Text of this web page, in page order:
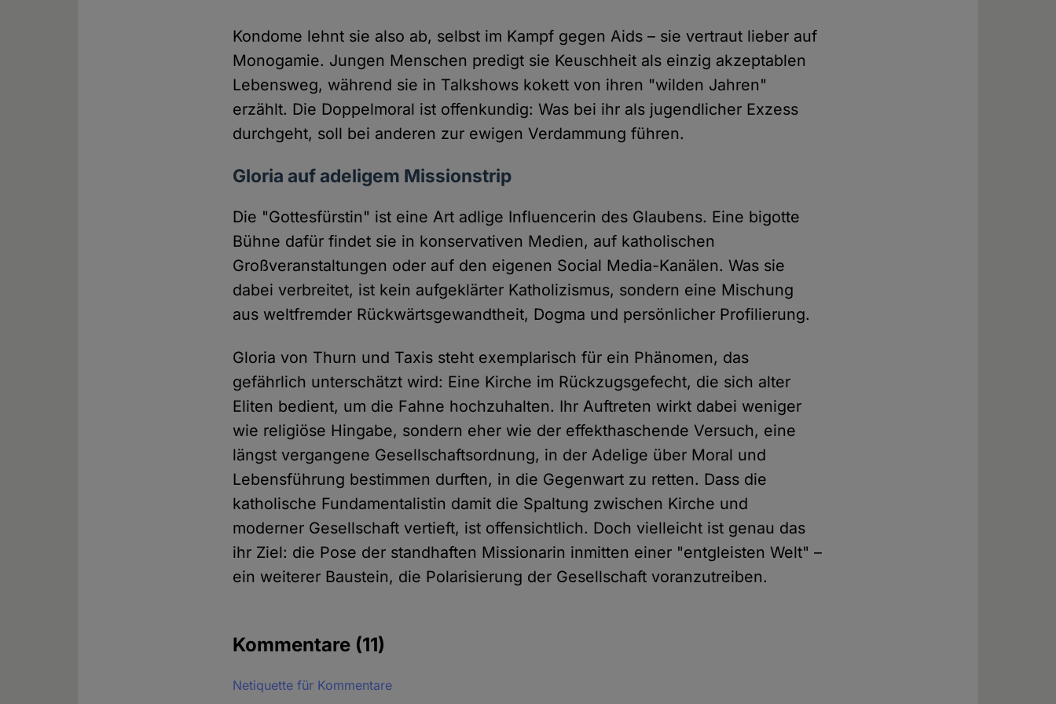
Kondome lehnt sie also ab, selbst im Kampf gegen Aids – sie vertraut lieber auf
Monogamie. Jungen Menschen predigt sie Keuschheit als einzig akzeptablen
Lebensweg, während sie in Talkshows kokett von ihren "wilden Jahren"
erzählt. Die Doppelmoral ist offenkundig: Was bei ihr als jugendlicher Exzess
durchgeht, soll bei anderen zur ewigen Verdammung führen.
Gloria auf adeligem Missionstrip
Die "Gottesfürstin" ist eine Art adlige Influencerin des Glaubens. Eine bigotte
Bühne dafür findet sie in konservativen Medien, auf katholischen
Großveranstaltungen oder auf den eigenen Social Media-Kanälen. Was sie
dabei verbreitet, ist kein aufgeklärter Katholizismus, sondern eine Mischung
aus weltfremder Rückwärtsgewandtheit, Dogma und persönlicher Profilierung.
Gloria von Thurn und Taxis steht exemplarisch für ein Phänomen, das
gefährlich unterschätzt wird: Eine Kirche im Rückzugsgefecht, die sich alter
Eliten bedient, um die Fahne hochzuhalten. Ihr Auftreten wirkt dabei weniger
wie religiöse Hingabe, sondern eher wie der effekthaschende Versuch, eine
längst vergangene Gesellschaftsordnung, in der Adelige über Moral und
Lebensführung bestimmen durften, in die Gegenwart zu retten. Dass die
katholische Fundamentalistin damit die Spaltung zwischen Kirche und
moderner Gesellschaft vertieft, ist offensichtlich. Doch vielleicht ist genau das
ihr Ziel: die Pose der standhaften Missionarin inmitten einer "entgleisten Welt" –
ein weiterer Baustein, die Polarisierung der Gesellschaft voranzutreiben.
Kommentare (11)
Netiquette für Kommentare